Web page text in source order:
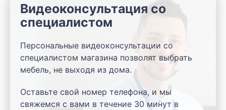
Видеоконсультация со
специалистом
Персональные видеоконсультации со
специалистом магазина позволят выбрать
мебель, не выходя из дома.
Оставьте свой номер телефона, и мы
свяжемся с вами в течение 30 минут в